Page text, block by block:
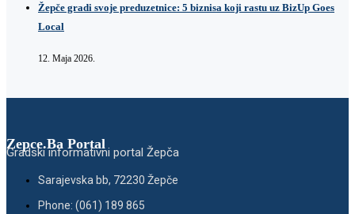
Žepče gradi svoje preduzetnice: 5 biznisa koji rastu uz BizUp Goes
Local
12. Maja 2026.
Zepce.Ba Portal
Gradski informativni portal Žepča
Sarajevska bb, 72230 Žepče
Phone: (061) 189 865